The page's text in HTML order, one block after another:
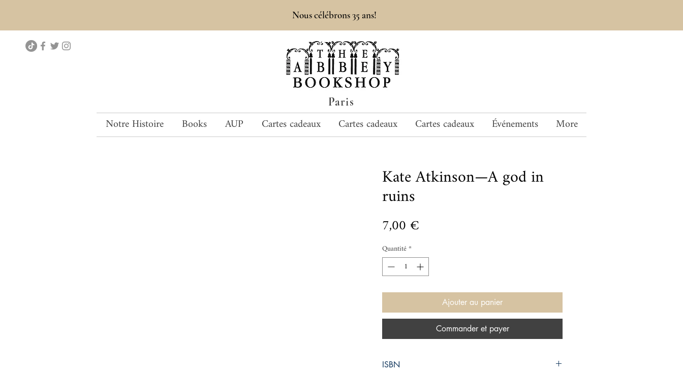
Paris
Nous célébrons 35 ans!
Notre Histoire Books AUP Cartes cadeaux Cartes cadeaux Cartes cadeaux Événements More
Kate Atkinson—A god in
ruins
7,00 €
Quantité*
Ajouter au panier
Commander et payer
ISBN